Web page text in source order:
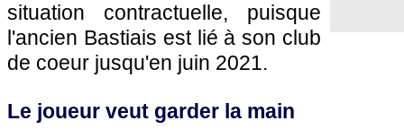
situation contractuelle, puisque
l'ancien Bastiais est lié à son club
de coeur jusqu'en juin 2021.
Le joueur veut garder la main